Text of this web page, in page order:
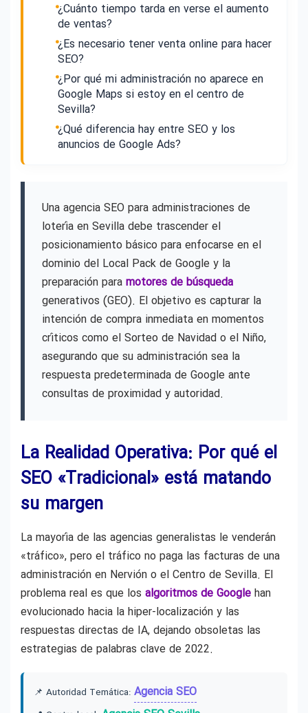
¿Cuánto tiempo tarda en verse el aumento
de ventas?
¿Es necesario tener venta online para hacer
SEO?
¿Por qué mi administración no aparece en
Google Maps si estoy en el centro de
Sevilla?
¿Qué diferencia hay entre SEO y los
anuncios de Google Ads?
Una agencia SEO para administraciones de
lotería en Sevilla debe trascender el
posicionamiento básico para enfocarse en el
dominio del Local Pack de Google y la
preparación para motores de búsqueda
generativos (GEO). El objetivo es capturar la
intención de compra inmediata en momentos
críticos como el Sorteo de Navidad o el Niño,
asegurando que su administración sea la
respuesta predeterminada de Google ante
consultas de proximidad y autoridad.
La Realidad Operativa: Por qué el
SEO «Tradicional» está matando
su margen
La mayoría de las agencias generalistas le venderán
«tráfico», pero el tráfico no paga las facturas de una
administración en Nervión o el Centro de Sevilla. El
problema real es que los algoritmos de Google han
evolucionado hacia la hiper-localización y las
respuestas directas de IA, dejando obsoletas las
estrategias de palabras clave de 2022.
📌 Autoridad Temática: Agencia SEO